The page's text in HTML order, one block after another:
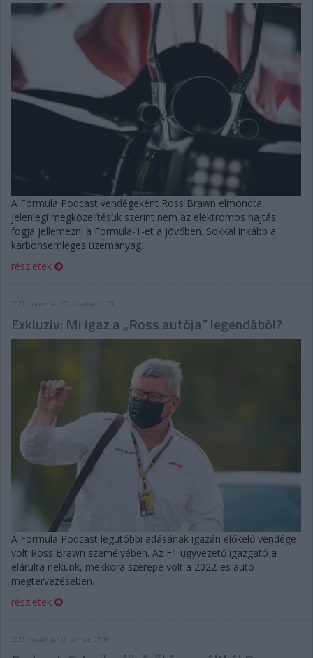
A Formula Podcast vendégeként Ross Brawn elmondta,
jelenlegi megközelítésük szerint nem az elektromos hajtás
fogja jellemezni a Formula-1-et a jövőben. Sokkal inkább a
karbonsemleges üzemanyag.
részletek
2021. november 27. szombat, 10:09
Exkluzív: Mi igaz a „Ross autója” legendából?
A Formula Podcast legutóbbi adásának igazán előkelő vendége
volt Ross Brawn személyében. Az F1 ügyvezető igazgatója
elárulta nekünk, mekkora szerepe volt a 2022-es autó
megtervezésében.
részletek
2021. november 26. péntek, 07:38